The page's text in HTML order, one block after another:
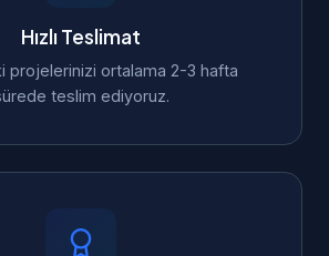
Hızlı Teslimat
projelerinizi ortalama 2-3 hafta
teslim ediyoruz.